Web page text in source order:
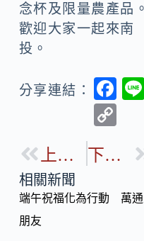
念杯及限量農產品。
歡迎大家一起來南
投。
分享連結：
F
b
o
p
Li
上一篇 下一篇
相關新聞
端午祝福化為行動 萬通
朋友